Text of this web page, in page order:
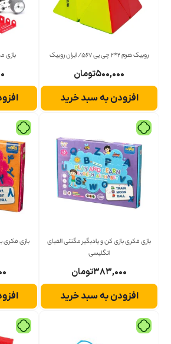
روبیک هرم 2*2 چی یی 567/ ایران روبیک
۵۰۰,۰۰۰تومان
افزودن به سبد خرید
بازی
بازی فکری بازی کن و یادبگیر مگنتی الفبای
انگلیسی
۳۸۳,۰۰۰تومان
افزودن به سبد خرید
بازی فکری